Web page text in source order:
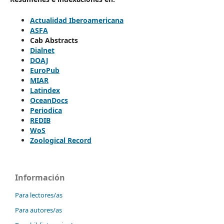
Actualidad Iberoamericana
ASFA
Cab Abstracts
Dialnet
DOAJ
EuroPub
MIAR
Latindex
OceanDocs
Periodica
REDIB
WoS
Zoological Record
Información
Para lectores/as
Para autores/as